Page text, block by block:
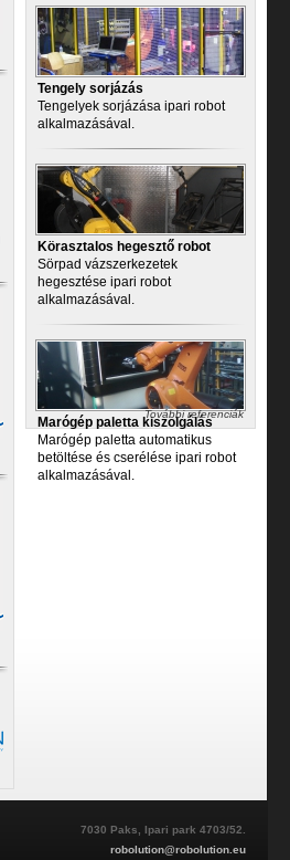
Tengely sorjázás
Tengelyek sorjázása ipari robot
alkalmazásával.
Körasztalos hegesztő robot
Sörpad vázszerkezetek
hegesztése ipari robot
alkalmazásával.
Marógép paletta kiszolgálás
Marógép paletta automatikus
betöltése és cserélése ipari robot
alkalmazásával.
További referenciák
7030 Paks, Ipari park 4703/52.
robolution@robolution.eu